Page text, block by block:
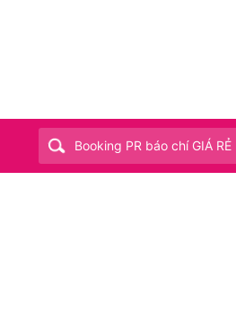
Booking PR báo chí GIÁ RẺ